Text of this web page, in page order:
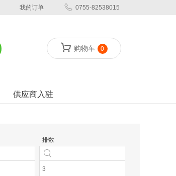
我的订单 0755-82538015
购物车 0
供应商入驻
排数
3